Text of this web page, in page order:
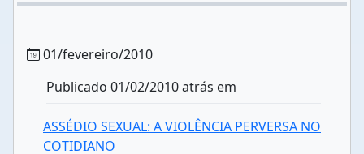
01/fevereiro/2010
Publicado 01/02/2010 atrás em
ASSÉDIO SEXUAL: A VIOLÊNCIA PERVERSA NO
COTIDIANO